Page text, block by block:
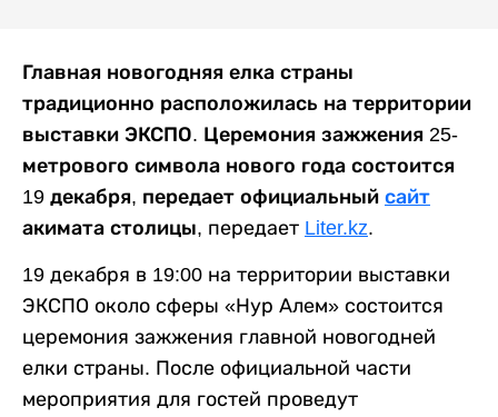
Главная новогодняя елка страны
традиционно расположилась на территории
выставки ЭКСПО. Церемония зажжения 25-
метрового символа нового года состоится
19 декабря, передает официальный сайт
акимата столицы, передает Liter.kz.
19 декабря в 19:00 на территории выставки
ЭКСПО около сферы «Нур Алем» состоится
церемония зажжения главной новогодней
елки страны. После официальной части
мероприятия для гостей проведут